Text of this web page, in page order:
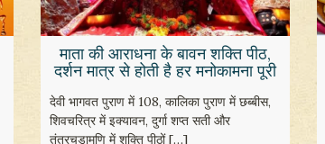
माता की आराधना के बावन शक्ति पीठ,
दर्शन मात्र से होती है हर मनोकामना पूरी
देवी भागवत पुराण में 108, कालिका पुराण में छब्बीस,
शिवचरित्र में इक्यावन, दुर्गा शप्त सती और
तंत्रचूड़ामणि में शक्ति पीठों[…]